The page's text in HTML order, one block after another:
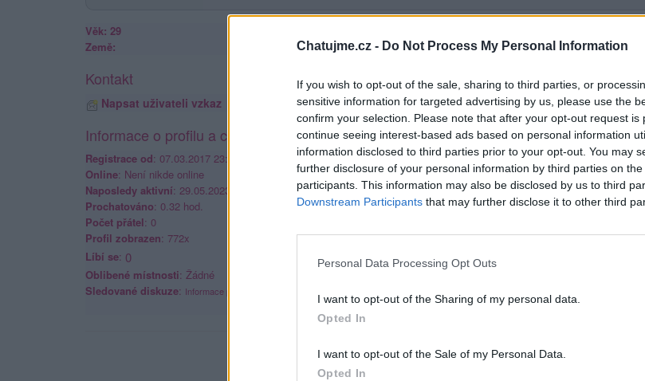
Chatujme.cz - Do Not Process My Personal Information
If you wish to opt-out of the sale, sharing to third parties, or
sensitive information for targeted advertising by us, please use the
confirm your selection. Please note that after your opt-out request is
continue seeing interest-based ads based on personal information
information disclosed to third parties prior to your opt-out. You may
further disclosure of your personal information by third parties on the
participants. This information may also be disclosed by us to third
Downstream Participants that may further disclose it to other third
Personal Data Processing Opt Outs
I want to opt-out of the Sharing of my personal data.
Opted In
I want to opt-out of the Sale of my Personal Data.
Opted In
Věk: 29
Země:
Kontakt
Napsat uživateli vzkaz
Informace o profilu a chatu
Registrace od: 07.03.2017 23:58
Online: Není nikde online
Naposledy aktivní: 29.05.2023 00:16
Prochatováno: 0.32 hod.
Počet přátel: 0
Profil zobrazen: 772x
Líbí se: 0
Oblibené místnosti: Žádné
Sledované diskuze: Informace pro uživatele